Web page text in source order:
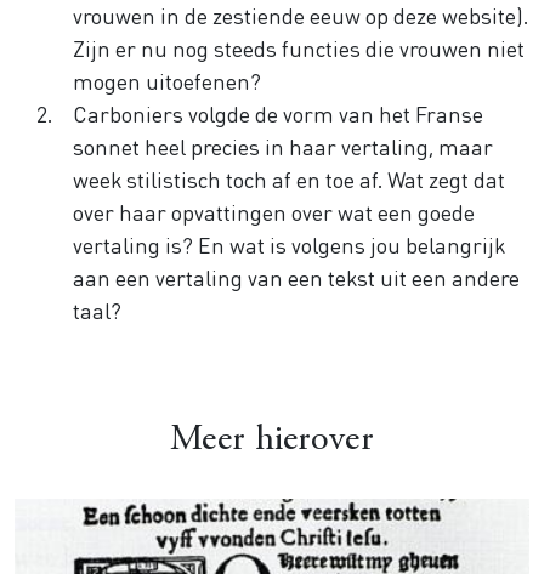
vrouwen in de zestiende eeuw op deze website).
Zijn er nu nog steeds functies die vrouwen niet
mogen uitoefenen?
Carboniers volgde de vorm van het Franse
sonnet heel precies in haar vertaling, maar
week stilistisch toch af en toe af. Wat zegt dat
over haar opvattingen over wat een goede
vertaling is? En wat is volgens jou belangrijk
aan een vertaling van een tekst uit een andere
taal?
Meer hierover